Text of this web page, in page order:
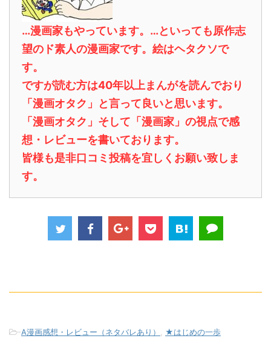
…漫画家もやっています。…といっても原作志
望のド素人の漫画家です。絵はヘタクソで
す。
ですが読む方は40年以上まんがを読んでおり
「漫画オタク」と言って良いと思います。
「漫画オタク」そして「漫画家」の視点で感
想・レビューを書いております。
皆様も是非口コミ投稿を宜しくお願い致しま
す。
-A漫画感想・レビュー（ネタバレあり） ★はじめの一歩